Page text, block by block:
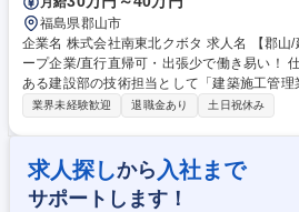
福島県郡山市
企業名 株式会社南東北クボタ 求人名 【郡山/建築施工管理】クボタのグル
ープ企業/直行直帰可・出張少で働き易い！ 仕事の内容 当社の事業の柱で
ある建設部の技術担当として「建築施工管
県内の一般木造建築（住宅等）、商業施設、
建築工事全般 ■工期：半年～1年(基本的には
っては2人体制になる場合があります) ■出張
っております。宿泊ベースの出張も年に1回
能です。 募集職種 【郡山/建築施工管理】クボタのグループ企業/直行直帰
業界未経験歓迎 退職金あり 土日祝休み
求人探しから 入社まで
サポートします！